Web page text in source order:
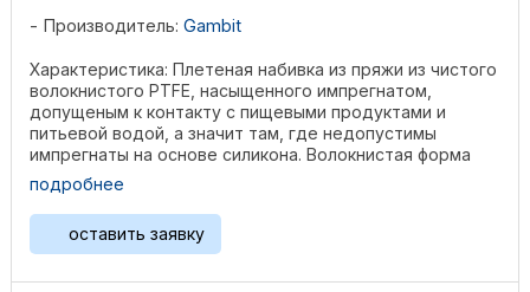
Производитель: Gambit
Характеристика: Плетеная набивка из пряжи из чистого
волокнистого PTFE, насыщенного импрегнатом,
допущеным к контакту с пищевыми продуктами и
питьевой водой, а значит там, где недопустимы
импрегнаты на основе силикона. Волокнистая форма
PTFE ...
подробнее
оставить заявку